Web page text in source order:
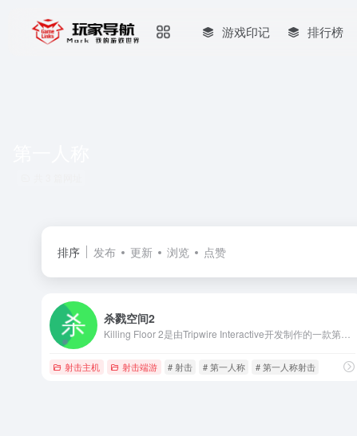
游戏印记 排行榜
排序 发布 更新 浏览 点赞
杀戮空间2
射击主机 射击端游 # 射击 # 第一人称 # 第一人称射击